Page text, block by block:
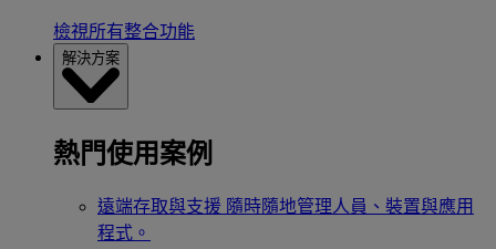
檢視所有整合功能
解決方案
熱門使用案例
遠端存取與支援 隨時隨地管理人員、裝置與應用
程式。